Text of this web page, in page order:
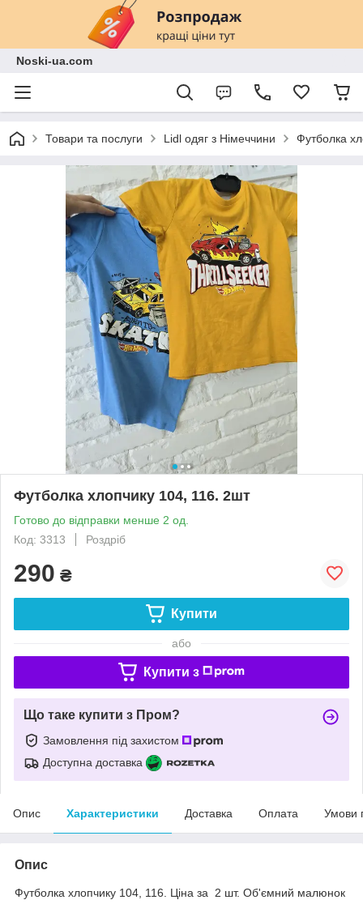
Noski-ua.com
Товари та послуги Lidl одяг з Німеччини Футболка
Футболка хлопчику 104, 116. 2шт
Готово до відправки менше 2 од.
Код: 3313
Роздріб
290 ₴
Купити
або
Купити з
Що таке купити з Пром?
Замовлення під захистом
Доступна доставка
Опис Характеристики Доставка Оплата Умови
Опис
Футболка хлопчику 104, 116. Ціна за 2 шт. Об'ємний малюнок